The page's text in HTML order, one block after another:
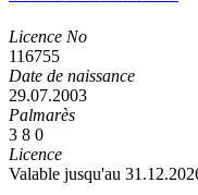
Licence No
116755
Date de naissance
29.07.2003
Palmarès
3 8 0
Licence
Valable jusqu'au